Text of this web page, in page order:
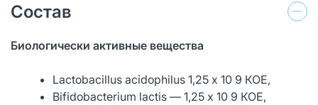
Состав
Биологически активные вещества
Lactobacillus acidophilus 1,25 х 10 9 КОЕ,
Bifidobacterium lactis — 1,25 х 10 9 КОЕ,